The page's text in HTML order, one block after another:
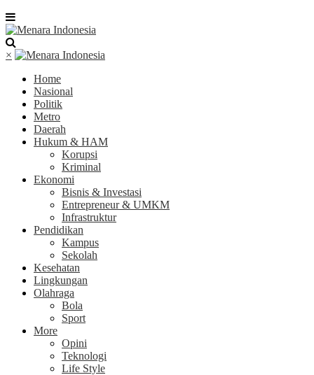
×
Home
Nasional
Politik
Metro
Daerah
Hukum & HAM
Korupsi
Kriminal
Ekonomi
Bisnis & Investasi
Entrepreneur & UMKM
Infrastruktur
Pendidikan
Kampus
Sekolah
Kesehatan
Lingkungan
Olahraga
Bola
Sport
More
Opini
Teknologi
Life Style